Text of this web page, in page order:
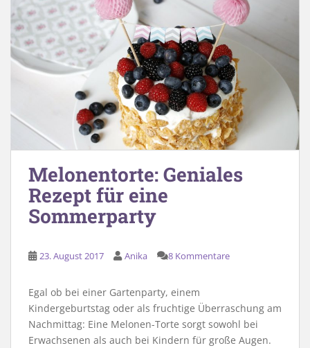
Melonentorte: Geniales
Rezept für eine
Sommerparty
23. August 2017 Anika 8 Kommentare
Egal ob bei einer Gartenparty, einem
Kindergeburtstag oder als fruchtige Überraschung am
Nachmittag: Eine Melonen-Torte sorgt sowohl bei
Erwachsenen als auch bei Kindern für große Augen.